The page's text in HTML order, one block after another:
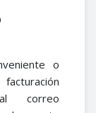
o
correo